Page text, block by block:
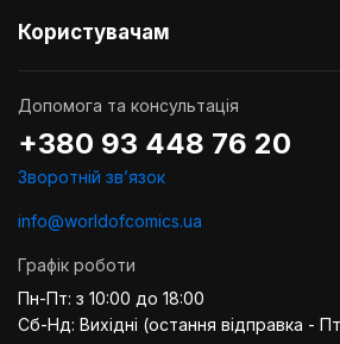
Користувачам
Допомога та консультація
+380 93 448 76 20
Зворотній звʼязок
info@worldofcomics.ua
Графік роботи
Пн-Пт: з 10:00 до 18:00
Сб-Нд: Вихідні (остання відправка -